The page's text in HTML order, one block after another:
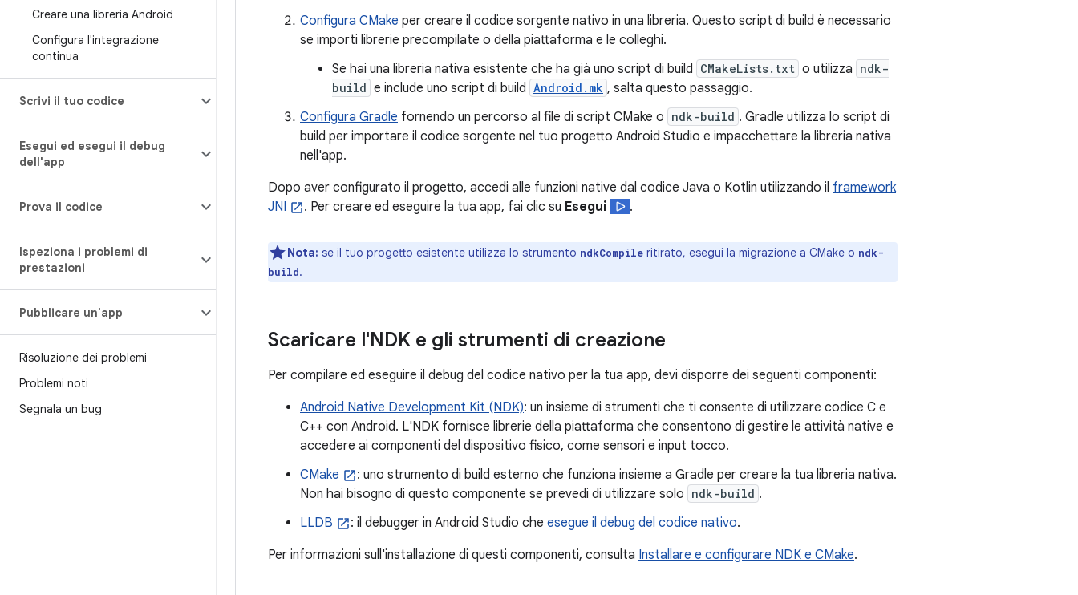
Creare una libreria Android
Configura l'integrazione
continua
Scrivi il tuo codice
Esegui ed esegui il debug
dell'app
Prova il codice
Ispeziona i problemi di
prestazioni
Pubblicare un'app
Risoluzione dei problemi
Problemi noti
Segnala un bug
Configura CMake per creare il codice sorgente nativo in una libreria. Questo script di build è necessario
se importi librerie precompilate o della piattaforma e le colleghi.
Se hai una libreria nativa esistente che ha già uno script di build CMakeLists.txt o utilizza ndk-
build e include uno script di build Android.mk , salta questo passaggio.
Configura Gradle fornendo un percorso al file di script CMake o ndk-build . Gradle utilizza lo script di
build per importare il codice sorgente nel tuo progetto Android Studio e impacchettare la libreria nativa
nell'app.
Dopo aver configurato il progetto, accedi alle funzioni native dal codice Java o Kotlin utilizzando il framework
JNI
. Per creare ed eseguire la tua app, fai clic su Esegui .
Nota: se il tuo progetto esistente utilizza lo strumento ndkCompile ritirato, esegui la migrazione a CMake o ndk-
build.
Scaricare l'NDK e gli strumenti di creazione
Per compilare ed eseguire il debug del codice nativo per la tua app, devi disporre dei seguenti componenti:
Android Native Development Kit (NDK): un insieme di strumenti che ti consente di utilizzare codice C e
C++ con Android. L'NDK fornisce librerie della piattaforma che consentono di gestire le attività native e
accedere ai componenti del dispositivo fisico, come sensori e input tocco.
CMake
: uno strumento di build esterno che funziona insieme a Gradle per creare la tua libreria nativa.
Non hai bisogno di questo componente se prevedi di utilizzare solo ndk-build .
LLDB
: il debugger in Android Studio che esegue il debug del codice nativo.
Per informazioni sull'installazione di questi componenti, consulta Installare e configurare NDK e CMake.